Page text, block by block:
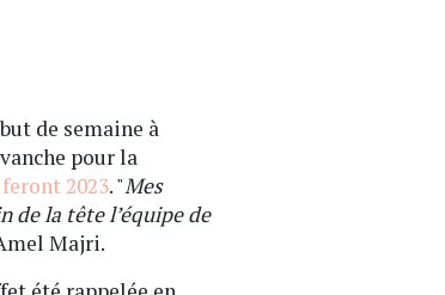
de semaine à
pour la
2023. "Mes
de la tête l’équipe de
Majri.